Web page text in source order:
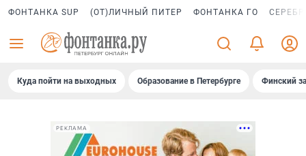
ФОНТАНКА SUP (ОТ)ЛИЧНЫЙ ПИТЕР ФОНТАНКА ГО
Куда пойти на выходных Образование в Петербурге Финский
РЕКЛАМА